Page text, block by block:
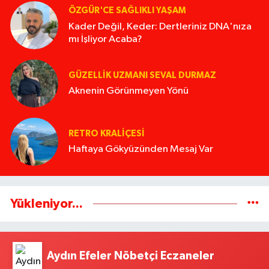
ÖZGÜR'CE SAĞLIKLI YAŞAM
Kader Değil, Keder: Dertleriniz DNA'nıza
mı İşliyor Acaba?
GÜZELLIK UZMANI SEVAL DURMAZ
Aknenin Görünmeyen Yönü
RETRO KRALIÇESI
Haftaya Gökyüzünden Mesaj Var
Yükleniyor...
Aydın Efeler Nöbetçi Eczaneler